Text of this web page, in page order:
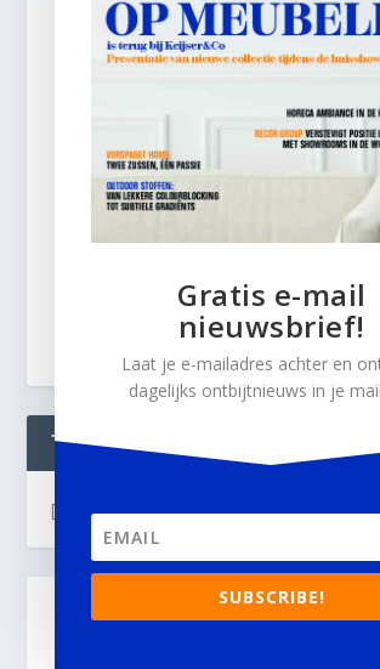
TWEETS
[custom-twitter-feeds]
Gratis e-mail
nieuwsbrief!
Laat je e-mailadres achter en
dagelijks ontbijtnieuws in je
SUBSCRIBE!